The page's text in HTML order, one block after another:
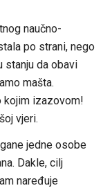
naučno-
po strani, nego
stanju da obavi
mašta.
kojim izazovom!
vjeri.
jedne osobe
Dakle, cilj
naređuje